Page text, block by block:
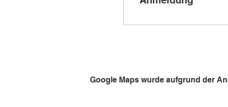
Google Maps wurde aufgrund der